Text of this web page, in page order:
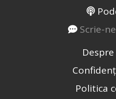
Scrie-
Politica